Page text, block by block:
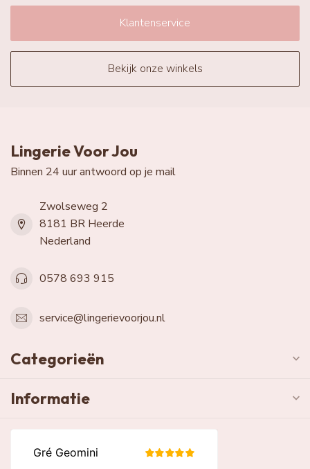
Klantenservice
Bekijk onze winkels
Lingerie Voor Jou
Binnen 24 uur antwoord op je mail
Zwolseweg 2
8181 BR Heerde
Nederland
0578 693 915
service@lingerievoorjou.nl
Categorieën
Informatie